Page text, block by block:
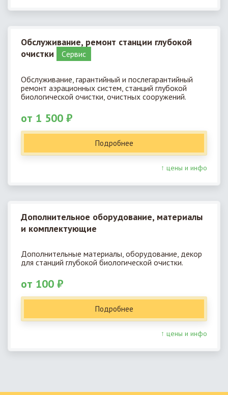
Обслуживание, ремонт станции глубокой
очистки
Cервис
Обслуживание, гарантийный и послегарантийный
ремонт аэрационных систем, станций глубокой
биологической очистки, очистных сооружений.
от 1 500 ₽
Подробнее
↑ цены и инфо
Дополнительное оборудование, материалы
и комплектующие
Дополнительные материалы, оборудование, декор
для станций глубокой биологической очистки.
от 100 ₽
Подробнее
↑ цены и инфо